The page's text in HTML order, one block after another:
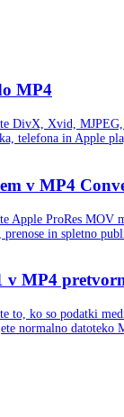
MP4
DivX, Xvid,
telefona in Apple
v MP4
Apple ProRes MOV
prenose in spletno
v MP4
to, ko so podatki
normalno datoteko